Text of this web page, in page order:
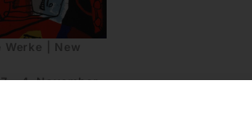
Werke | New
- 4. November